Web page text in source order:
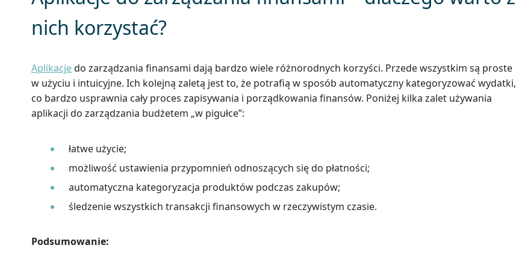
nich korzystać?
Aplikacjedo zarządzania finansami dają bardzo wiele różnorodnych korzyści. Przede wszystkim są proste
w użyciu i intuicyjne. Ich kolejną zaletą jest to, że potrafią w sposób automatyczny kategoryzować wydatki,
co bardzo usprawnia cały proces zapisywania i porządkowania finansów. Poniżej kilka zalet używania
aplikacji do zarządzania budżetem „w pigułce”:
łatwe użycie;
możliwość ustawienia przypomnień odnoszących się do płatności;
automatyczna kategoryzacja produktów podczas zakupów;
śledzenie wszystkich transakcji finansowych w rzeczywistym czasie.
Podsumowanie: